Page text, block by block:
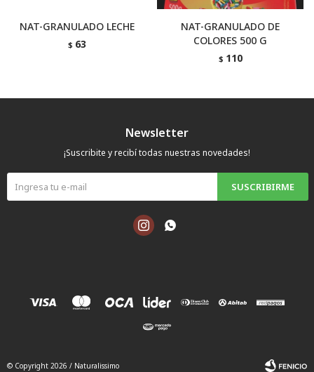
NAT-GRANULADO LECHE
$ 63
NAT-GRANULADO DE
COLORES 500 G
$ 110
Newsletter
¡Suscribite y recibí todas nuestras novedades!
SUSCRIBIRME
 
© Copyright 2026 / Naturalissimo